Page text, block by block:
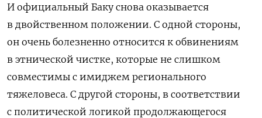
И официальный Баку снова оказывается
в двойственном положении. С одной стороны,
он очень болезненно относится к обвинениям
в этнической чистке, которые не слишком
совместимы с имиджем регионального
тяжеловеса. С другой стороны, в соответствии
с политической логикой продолжающегося